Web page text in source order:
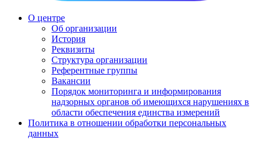
О центре
Об организации
История
Реквизиты
Структура организации
Референтные группы
Вакансии
Порядок мониторинга и информирования
надзорных органов об имеющихся нарушениях в
области обеспечения единства измерений
Политика в отношении обработки персональных
данных